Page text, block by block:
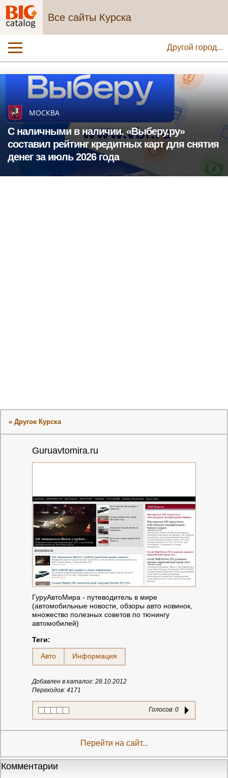
Все сайты Курска
Другой город...
МОСКВА
С наличными в наличии. «Выберу.ру»
составил рейтинг кредитных карт для снятия
денег за июль 2026 года
« Другое Курска
Guruavtomira.ru
ГуруАвтоМира - путеводитель в мире
(автомобильные новости, обзоры авто новинок,
множество полезных советов по тюнингу
автомобилей)
Теги:
Авто
Информация
Добавлен в каталог: 28.10.2012
Переходов: 4171
Голосов: 0
Перейти на сайт...
Комментарии